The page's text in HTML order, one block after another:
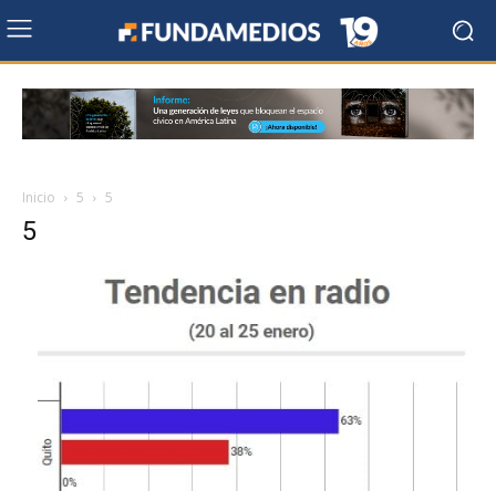
Inicio 5 5
5